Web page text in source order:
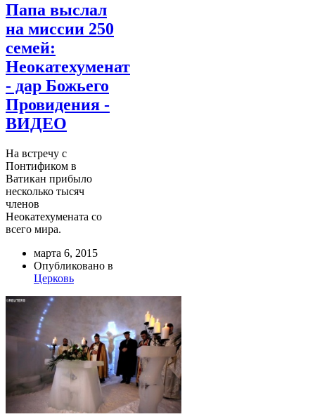
Папа выслал
на миссии 250
семей:
Неокатехуменат
- дар Божьего
Провидения -
ВИДЕО
На встречу с
Понтификом в
Ватикан прибыло
несколько тысяч
членов
Неокатехумената со
всего мира.
марта 6, 2015
Опубликовано в
Церковь